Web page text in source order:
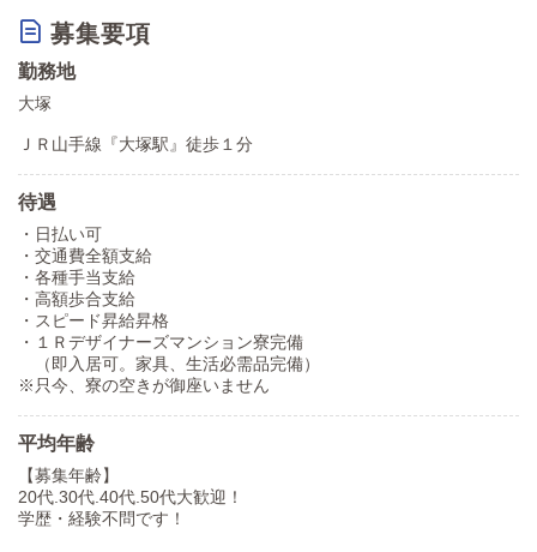
募集要項
勤務地
大塚
ＪＲ山手線『大塚駅』徒歩１分
待遇
・日払い可
・交通費全額支給
・各種手当支給
・高額歩合支給
・スピード昇給昇格
・１Ｒデザイナーズマンション寮完備
（即入居可。家具、生活必需品完備）
※只今、寮の空きが御座いません
平均年齢
【募集年齢】
20代.30代.40代.50代大歓迎！
学歴・経験不問です！